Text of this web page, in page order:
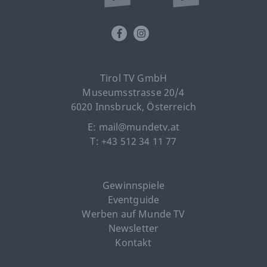
Tirol TV GmbH
Museumsstrasse 20/4
6020 Innsbruck, Österreich
E: mail@mundetv.at
T: +43 512 34 11 77
Gewinnspiele
Eventguide
Werben auf Munde TV
Newsletter
Kontakt